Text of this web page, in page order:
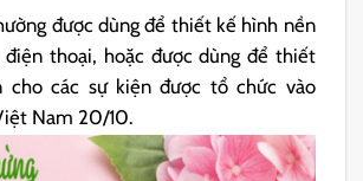
được dùng để thiết kế hình nền
thoại, hoặc được dùng để thiết
cho các sự kiện được tổ chức vào
Nam 20/10.